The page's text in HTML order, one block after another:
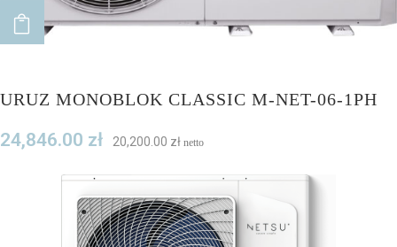
ADD TO CART
URUZ MONOBLOK CLASSIC M-NET-06-1PH
24,846.00 zł 20,200.00 zł netto